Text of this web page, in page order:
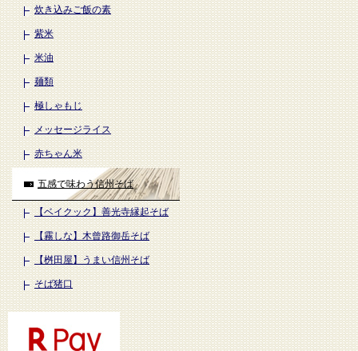
炊き込みご飯の素
紫米
米油
麺類
極しゃもじ
メッセージライス
赤ちゃん米
五感で味わう信州そば
【ベイクック】善光寺縁起そば
【霧しな】木曾路御岳そば
【桝田屋】うまい信州そば
そば猪口